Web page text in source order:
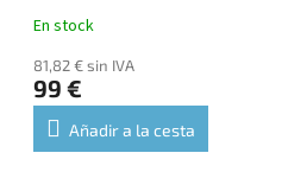
En stock
81,82 € sin IVA
99 €
Añadir a la cesta